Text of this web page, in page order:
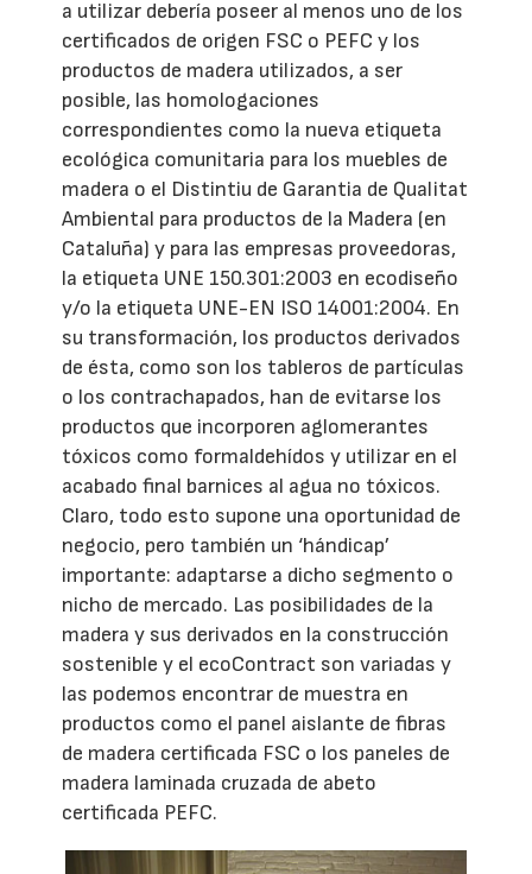
a utilizar debería poseer al menos uno de los
certificados de origen FSC o PEFC y los
productos de madera utilizados, a ser
posible, las homologaciones
correspondientes como la nueva etiqueta
ecológica comunitaria para los muebles de
madera o el Distintiu de Garantia de Qualitat
Ambiental para productos de la Madera (en
Cataluña) y para las empresas proveedoras,
la etiqueta UNE 150.301:2003 en ecodiseño
y/o la etiqueta UNE-EN ISO 14001:2004. En
su transformación, los productos derivados
de ésta, como son los tableros de partículas
o los contrachapados, han de evitarse los
productos que incorporen aglomerantes
tóxicos como formaldehídos y utilizar en el
acabado final barnices al agua no tóxicos.
Claro, todo esto supone una oportunidad de
negocio, pero también un ‘hándicap’
importante: adaptarse a dicho segmento o
nicho de mercado. Las posibilidades de la
madera y sus derivados en la construcción
sostenible y el ecoContract son variadas y
las podemos encontrar de muestra en
productos como el panel aislante de fibras
de madera certificada FSC o los paneles de
madera laminada cruzada de abeto
certificada PEFC.